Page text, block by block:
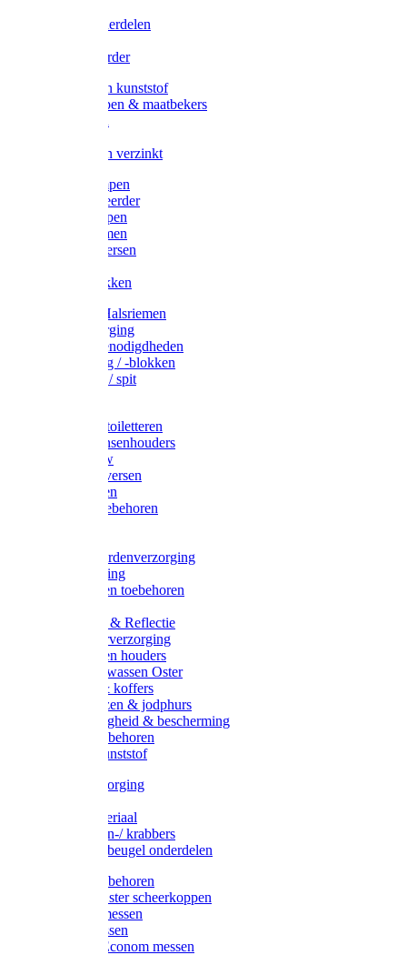
Koelift onderdelen
Uieronthaarder
Voerbakken kunststof
Voerscheppen & maatbekers
Voerbakken verzinkt
Warmtelampen
Staartcoupeerder
Biggenkappen
Neuskrammen
Varken diversen
Varkensbakken
Halsters / Halsriemen
Hoefverzorging
Lammer benodigdheden
Ramdektuig / -blokken
Vastzetpen / spit
Poetsen & toiletteren
Zadel-/Trensenhouders
Halstertouw
Halsters diversen
Hoofdstellen
Zadel & toebehoren
Rapide paardenverzorging
Ruiter kleding
Hoofdstellen toebehoren
Verlichting & Reflectie
Rapide leerverzorging
Likstenen en houders
Poetsen & wassen Oster
Poetssets & koffers
Ruiter laarzen & jodphurs
Ruiter veiligheid & bescherming
Ruiter - toebehoren
Voerbak kunststof
Klauwverzorging
Injectiemateriaal
Hoefmessen-/ krabbers
Hoefbekapbeugel onderdelen
Messen toebehoren
Moser & Oster scheerkoppen
Hauptner messen
Liscop messen
Aesculap/Econom messen